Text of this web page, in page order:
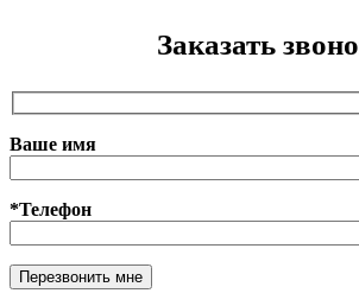
Заказать
Ваше имя
*Телефон
Оставьте это поле пустым.